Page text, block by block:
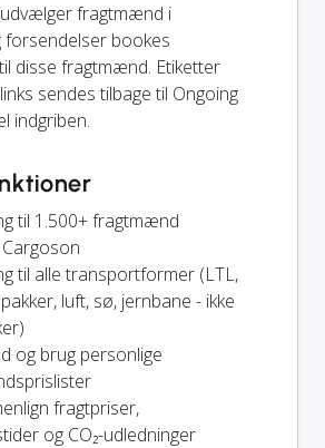
fragtmænd i
forsendelser bookes
disse fragtmænd. Etiketter
sendes tilbage til Ongoing
indgriben.
til 1.500+ fragtmænd
til alle transportformer (LTL,
pakker, luft, sø, jernbane - ikke
og brug personlige
fragtpriser,
og CO₂-udledninger